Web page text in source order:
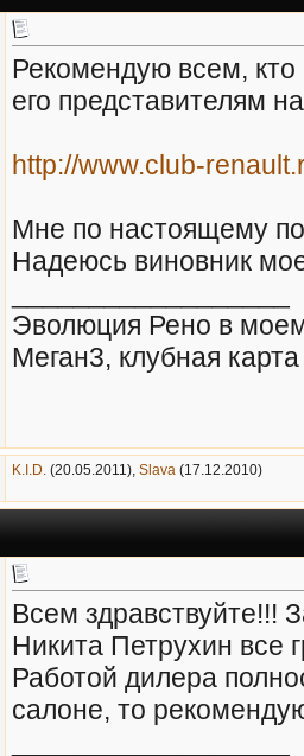
Рекомендую всем,
его представителям на
http://www.club-
Мне по настоящему
Надеюсь виновник
Эволюция Рено в
Меган3, клубная
K.I.D. (20.05.2011), Slava (17.12.2010)
Всем
Никита Петрухин все
Работой дилера
салоне, то